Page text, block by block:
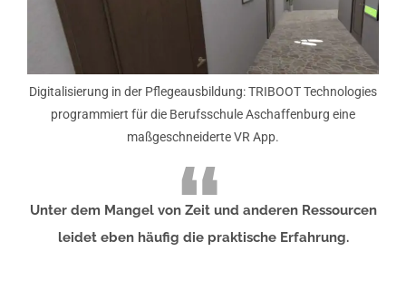
Digitalisierung in der Pflegeausbildung: TRIBOOT Technologies
programmiert für die Berufsschule Aschaffenburg eine
maßgeschneiderte VR App.
Unter dem Mangel von Zeit und anderen Ressourcen
leidet eben häufig die praktische Erfahrung.